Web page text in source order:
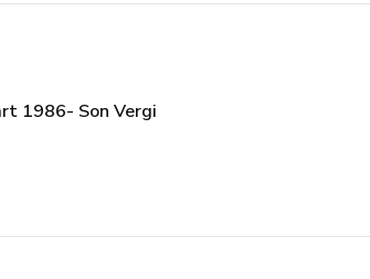
1986- Son Vergi